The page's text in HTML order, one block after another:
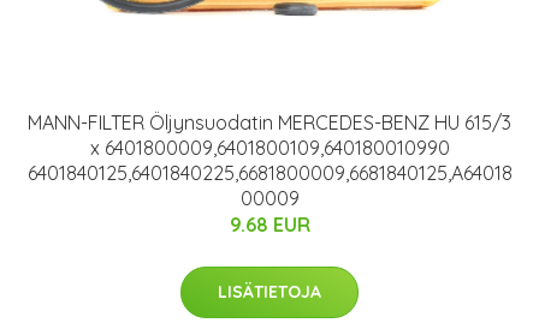
MANN-FILTER Öljynsuodatin MERCEDES-BENZ HU 615/3
x 6401800009,6401800109,640180010990
6401840125,6401840225,6681800009,6681840125,A64018
00009
9.68 EUR
LISÄTIETOJA